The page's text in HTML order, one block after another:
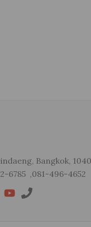
Bangkok,
6785 ,081-496-4652